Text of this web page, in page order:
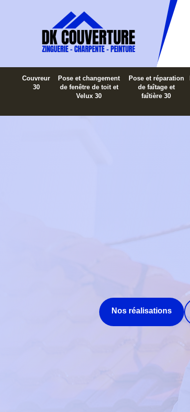
Couvreur
30
Pose et changement
de fenêtre de toit et
Velux 30
Pose et réparation
de faîtage et
faîtière 30
Nos réalisations